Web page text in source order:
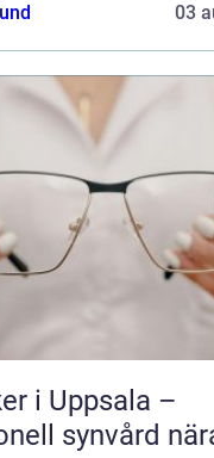
03
i Uppsala –
synvård